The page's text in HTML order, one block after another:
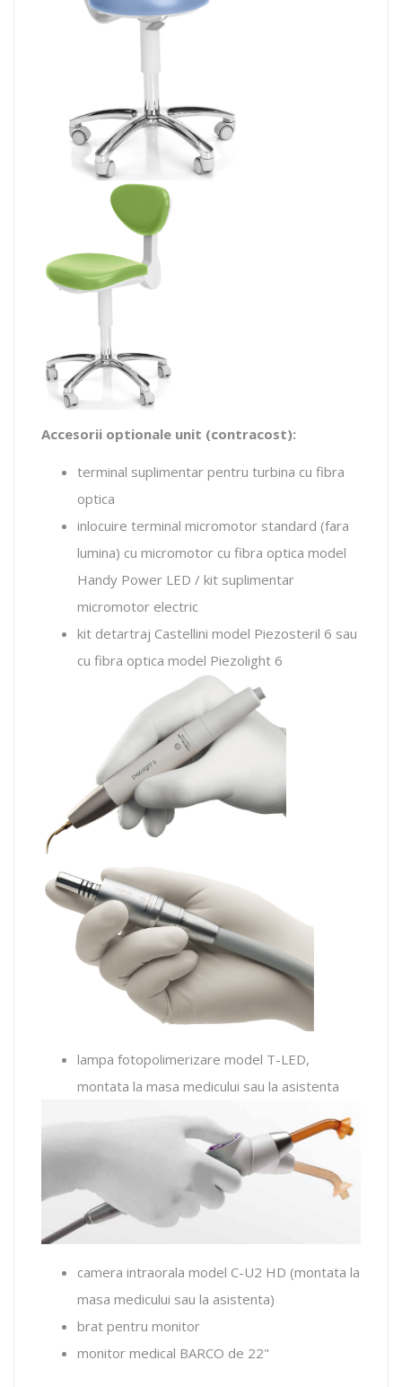
Accesorii optionale unit (contracost):
terminal suplimentar pentru turbina cu fibra
optica
inlocuire terminal micromotor standard (fara
lumina) cu micromotor cu fibra optica model
Handy Power LED / kit suplimentar
micromotor electric
kit detartraj Castellini model Piezosteril 6 sau
cu fibra optica model Piezolight 6
lampa fotopolimerizare model T-LED,
montata la masa medicului sau la asistenta
camera intraorala model C-U2 HD (montata la
masa medicului sau la asistenta)
brat pentru monitor
monitor medical BARCO de 22"